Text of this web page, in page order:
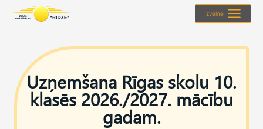
Izvēlne
Uzņemšana Rīgas skolu 10.
klasēs 2026./2027. mācību
gadam.